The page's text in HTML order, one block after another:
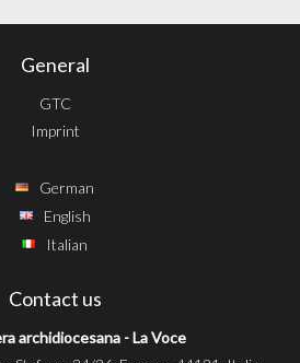
General
GTC
Imprint
German
English
Italian
Contact us
archidiocesana - La Voce